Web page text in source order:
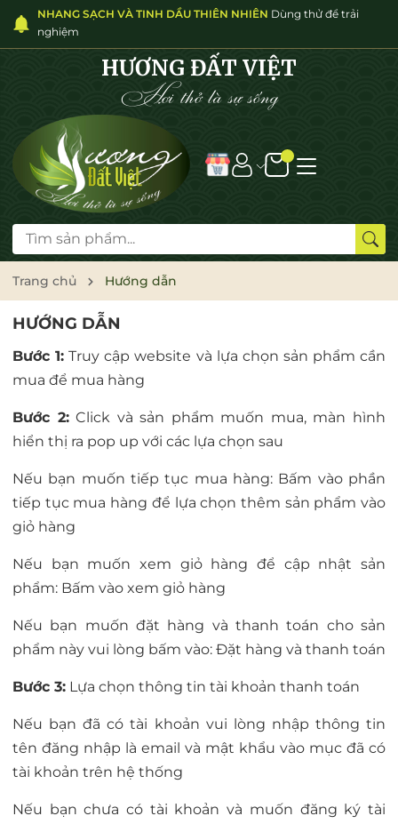
NHANG SẠCH VÀ TINH DẦU THIÊN NHIÊN Dùng thử để trải
nghiệm
HƯƠNG ĐẤT VIỆT
Hơi thở là sự sống
Trang chủ Hướng dẫn
HƯỚNG DẪN
Bước 1: Truy cập website và lựa chọn sản phẩm cần
mua để mua hàng
Bước 2:Click và sản phẩm muốn mua, màn hình
hiển thị ra pop up với các lựa chọn sau
Nếu bạn muốn tiếp tục mua hàng: Bấm vào phần
tiếp tục mua hàng để lựa chọn thêm sản phẩm vào
giỏ hàng
Nếu bạn muốn xem giỏ hàng để cập nhật sản
phẩm: Bấm vào xem giỏ hàng
Nếu bạn muốn đặt hàng và thanh toán cho sản
phẩm này vui lòng bấm vào: Đặt hàng và thanh toán
Bước 3: Lựa chọn thông tin tài khoản thanh toán
Nếu bạn đã có tài khoản vui lòng nhập thông tin
tên đăng nhập là email và mật khẩu vào mục đã có
tài khoản trên hệ thống
Nếu bạn chưa có tài khoản và muốn đăng ký tài